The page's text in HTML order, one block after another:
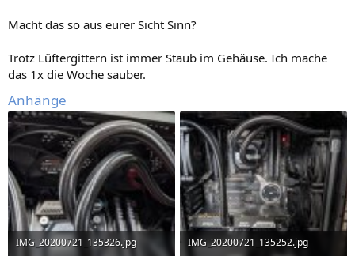
Macht das so aus eurer Sicht Sinn?
Trotz Lüftergittern ist immer Staub im Gehäuse. Ich mache
das 1x die Woche sauber.
Anhänge
IMG_20200721_135326.jpg
IMG_20200721_135252.jpg